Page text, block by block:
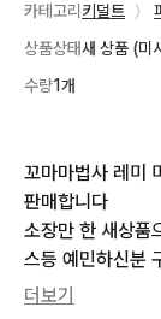
카테고리 키덜트 〉
상품상태새 상품 (미
수량1개
꼬마마법사 레미
판매합니다
소장만 한 새상품
스등 예민하신분
건전지 들어있고
더보기